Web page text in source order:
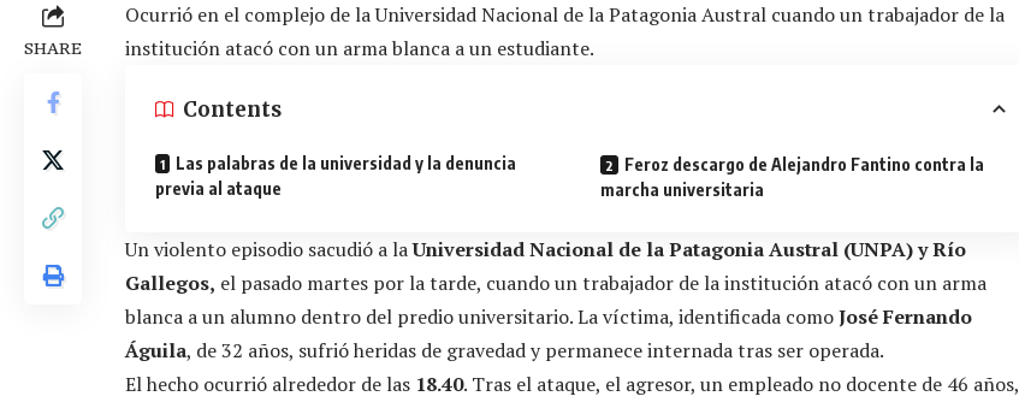
SHARE
Ocurrió en el complejo de la Universidad Nacional de la Patagonia Austral cuando un trabajador de la
institución atacó con un arma blanca a un estudiante.
Contents
Las palabras de la universidad y la denuncia
previa al ataque
Feroz descargo de Alejandro Fantino contra la
marcha universitaria
Un violento episodio sacudió a laUniversidad Nacional de la Patagonia Austral (UNPA) y Río
Gallegos, el pasado martes por la tarde, cuando un trabajador de la institución atacó con un arma
blanca a un alumno dentro del predio universitario. La víctima, identificada comoJosé Fernando
Águila, de 32 años, sufrió heridas de gravedad y permanece internada tras ser operada.
El hecho ocurrió alrededor de las 18.40. Tras el ataque, el agresor, un empleado no docente de 46 años,